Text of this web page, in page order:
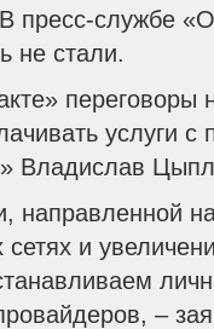
В пресс-службе
не стали.
услуги
Владислав
направленной
и
–